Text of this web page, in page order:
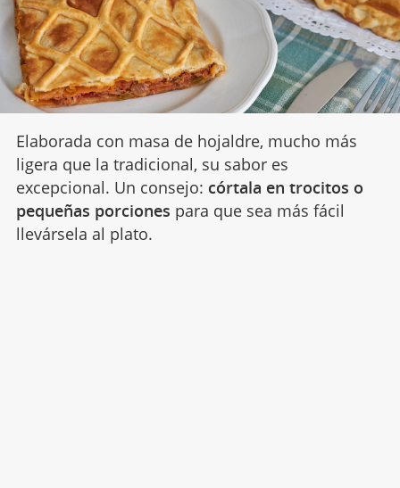
Elaborada con masa de hojaldre, mucho más
ligera que la tradicional, su sabor es
excepcional. Un consejo: córtala en trocitos o
pequeñas porciones para que sea más fácil
llevársela al plato.